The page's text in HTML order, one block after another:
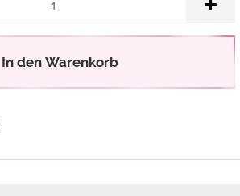
In den Warenkorb